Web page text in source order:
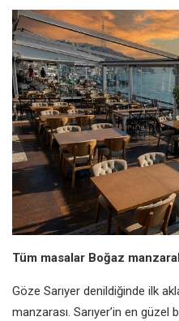
Tüm masalar Boğaz
Göze Sarıyer denildiğinde ilk
manzarası. Sarıyer’in en güzel